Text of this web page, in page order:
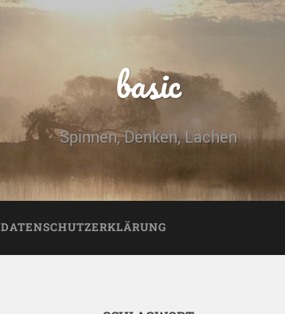
basic
Spinnen, Denken, Lachen
DATENSCHUTZERKLÄRUNG